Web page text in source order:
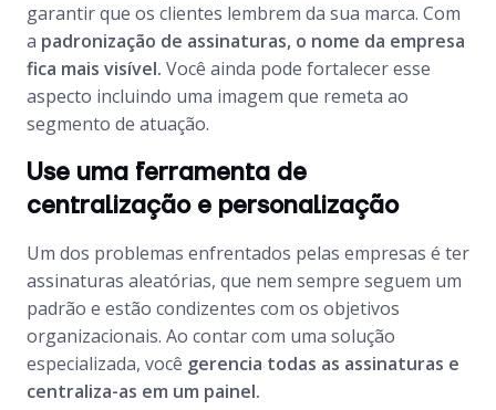
garantir que os clientes lembrem da sua marca. Com
a padronização de assinaturas, o nome da empresa
fica mais visível. Você ainda pode fortalecer esse
aspecto incluindo uma imagem que remeta ao
segmento de atuação.
Use uma ferramenta de
centralização e personalização
Um dos problemas enfrentados pelas empresas é ter
assinaturas aleatórias, que nem sempre seguem um
padrão e estão condizentes com os objetivos
organizacionais. Ao contar com uma solução
especializada, você gerencia todas as assinaturas e
centraliza-as em um painel.